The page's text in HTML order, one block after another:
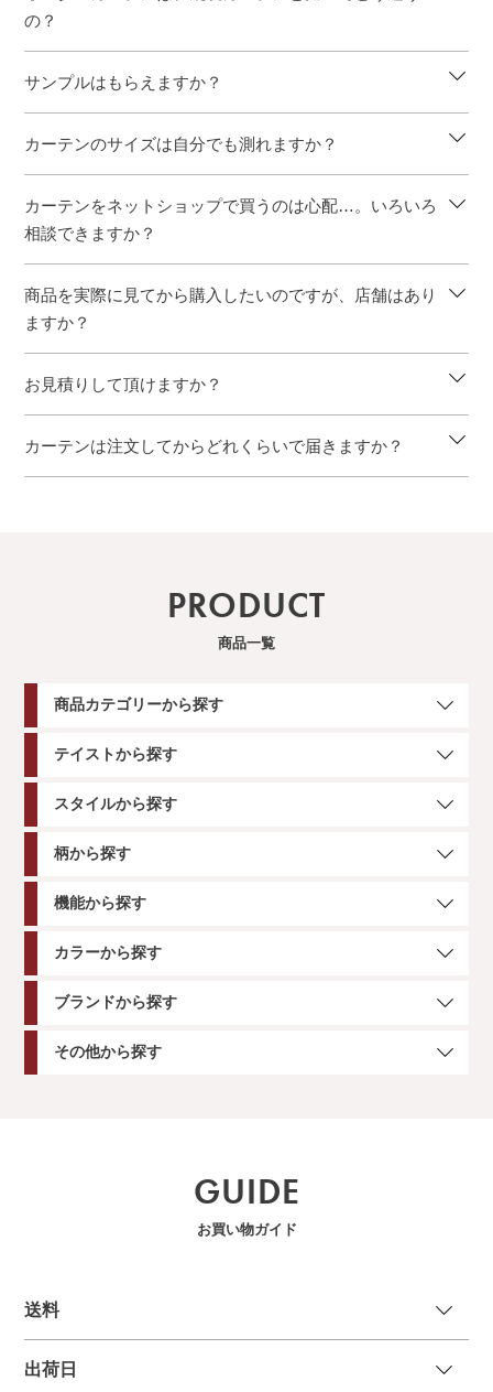
の？
サンプルはもらえますか？
カーテンのサイズは自分でも測れますか？
カーテンをネットショップで買うのは心配…。いろいろ
相談できますか？
商品を実際に見てから購入したいのですが、店舗はあり
ますか？
お見積りして頂けますか？
カーテンは注文してからどれくらいで届きますか？
PRODUCT
商品一覧
商品カテゴリーから探す
テイストから探す
スタイルから探す
柄から探す
機能から探す
カラーから探す
ブランドから探す
その他から探す
GUIDE
お買い物ガイド
送料
出荷日